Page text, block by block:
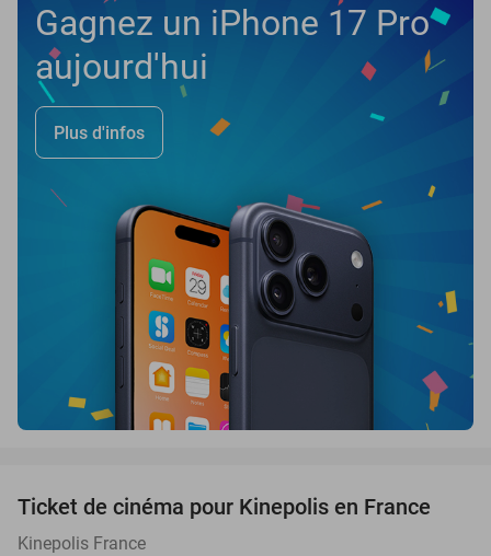
Gagnez un iPhone 17 Pro
aujourd'hui
Plus d'infos
27%
OUT
Ticket de cinéma pour Kinepolis en France
Kinepolis France